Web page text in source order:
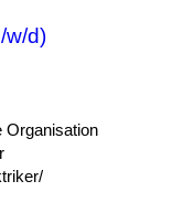
w/d)
Organisation